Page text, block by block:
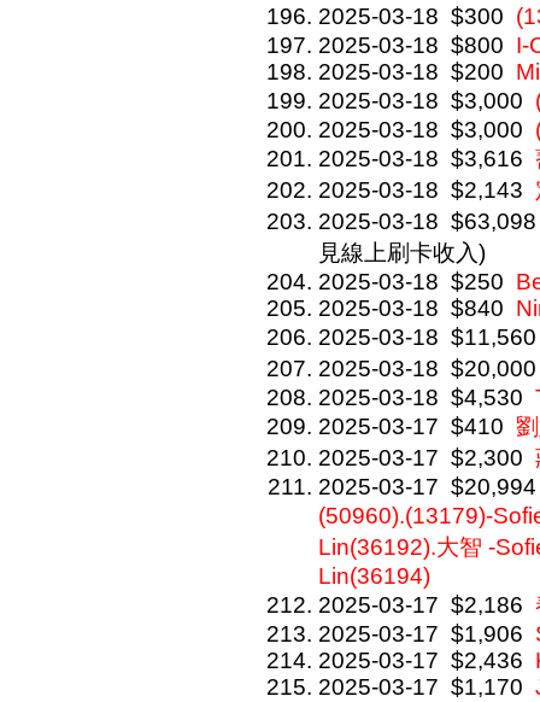
2025-03-18 $300
2025-03-18 $800 I-
2025-03-18 $200
2025-03-18 $3,000
2025-03-18 $3,000
2025-03-18 $3,616
2025-03-18 $2,143
2025-03-18 $63,098
見線上刷卡收入)
2025-03-18 $250
2025-03-18 $840
2025-03-18 $11,560
2025-03-18 $20,000
2025-03-18 $4,530
2025-03-17 $410
2025-03-17 $2,300
2025-03-17 $20,994
(50960).(13179)-
Lin(36192).大智 -
Lin(36194)
2025-03-17 $2,186
2025-03-17 $1,906
2025-03-17 $2,436
2025-03-17 $1,170